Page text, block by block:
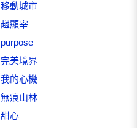
移動城市
趙顯宰
purpose
完美境界
我的心機
無痕山林
甜心